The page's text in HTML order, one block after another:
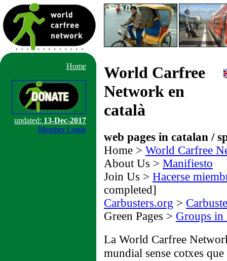
Home
updated: 13-Dec-2017
Member Login
World Carfree
Network en
català
web pages in catalan /
Home > World Carfree
About Us > Manifiesto
Join Us > Hacerse
completed]
Carbusters.org >
Green Pages > Groups in
La World Carfree
mundial sense cotxes